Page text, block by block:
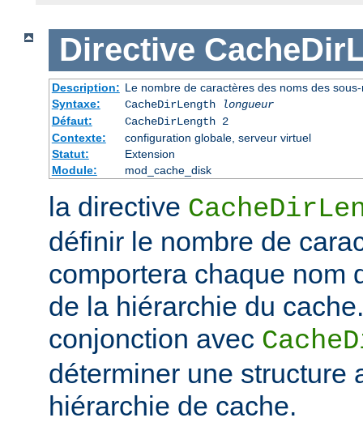
Directive
Description: Le nombre de caractères des noms des
Syntaxe:
CacheDirLength
longueur
Défaut:
CacheDirLength 2
Contexte:
configuration globale, serveur virtuel
Statut:
Extension
Module:
mod_cache_disk
la directive
définir le nombre de
comportera chaque nom
de la hiérarchie du
conjonction avec
déterminer une structure
hiérarchie de cache.